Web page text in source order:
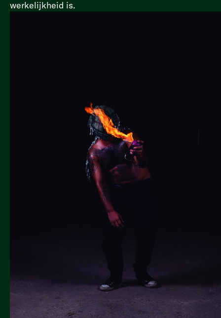
werkelijkheid is.